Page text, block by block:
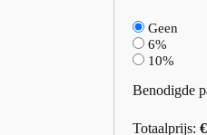
Geen
6%
10%
Benodigde
Totaalprijs: